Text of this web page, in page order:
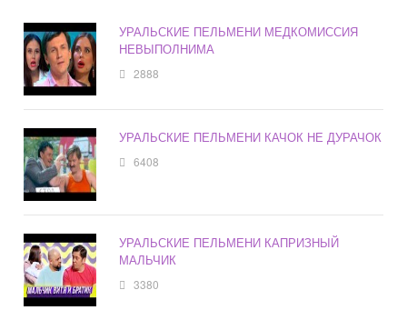
УРАЛЬСКИЕ ПЕЛЬМЕНИ МЕДКОМИССИЯ
НЕВЫПОЛНИМА
2888
УРАЛЬСКИЕ ПЕЛЬМЕНИ КАЧОК НЕ ДУРАЧОК
6408
УРАЛЬСКИЕ ПЕЛЬМЕНИ КАПРИЗНЫЙ
МАЛЬЧИК
3380